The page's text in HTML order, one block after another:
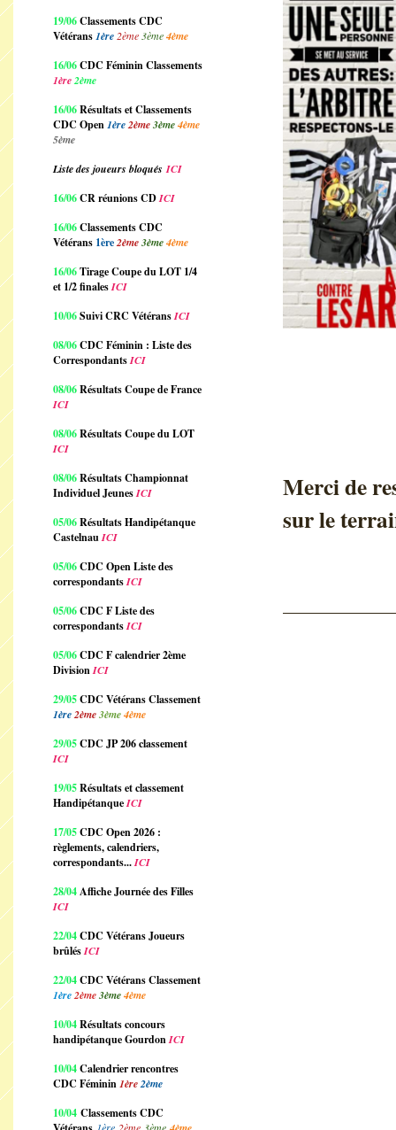
19/06Classements CDC
Vétérans1ère 2ème 3ème4ème
16/06CDC Féminin Classements
1ère2ème
16/06Résultats et Classements
CDC Open1ère2ème3ème4ème
5ème
Liste des joueurs bloqués ICI
16/06CR réunions CDICI
16/06Classements CDC
Vétérans 1ère2ème3ème4ème
16/06Tirage Coupe du LOT 1/4
et 1/2 finalesICI
10/06Suivi CRC VétéransICI
08/06CDC Féminin : Liste des
CorrespondantsICI
08/06Résultats Coupe de France
ICI
08/06Résultats Coupe du LOT
ICI
08/06Résultats Championnat
Individuel JeunesICI
05/06Résultats Handipétanque
CastelnauICI
05/06CDC Open Liste des
correspondantsICI
05/06CDC F Liste des
correspondantsICI
05/06CDC F calendrier 2ème
DivisionICI
29/05CDC Vétérans Classement
1ère2ème3ème4ème
29/05CDC JP 206 classement
ICI
19/05Résultats et classement
HandipétanqueICI
17/05CDC Open 2026 :
règlements, calendriers,
correspondants...ICI
28/04Affiche Journée des Filles
ICI
22/04CDC Vétérans Joueurs
brûlésICI
22/04CDC Vétérans Classement
1ère2ème3ème4ème
10/04Résultats concours
handipétanque GourdonICI
10/04Calendrier rencontres
CDC Féminin1ère2ème
10/04 Classements CDC
Merci de
sur le